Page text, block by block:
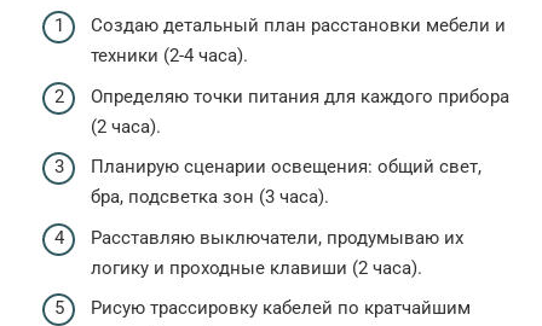
Создаю детальный план расстановки мебели и
техники (2-4 часа).
Определяю точки питания для каждого прибора
(2 часа).
Планирую сценарии освещения: общий свет,
бра, подсветка зон (3 часа).
Расставляю выключатели, продумываю их
логику и проходные клавиши (2 часа).
Рисую трассировку кабелей по кратчайшим